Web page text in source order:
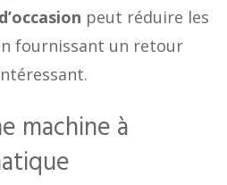
peut réduire les
fournissant un retour
machine à